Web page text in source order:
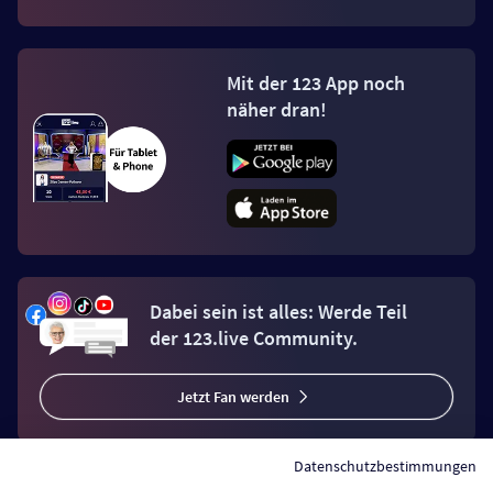
Mit der 123 App noch
näher dran!
Dabei sein ist alles: Werde Teil
der 123.live Community.
Jetzt Fan werden
Datenschutzbestimmungen